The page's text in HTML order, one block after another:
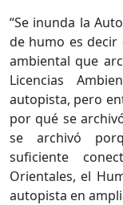
“Se inunda la
de humo es decir
ambiental que
Licencias
autopista, pero
por qué se
se archivó
suficiente
Orientales, el
autopista en